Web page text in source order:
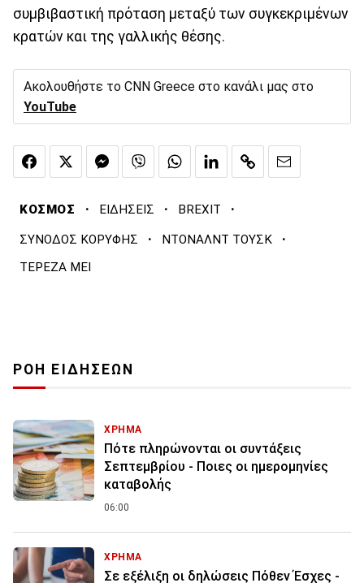
συμβιβαστική πρόταση μεταξύ των συγκεκριμένων
κρατών και της γαλλικής θέσης.
Ακολουθήστε το CNN Greece στο κανάλι μας στο
YouTube
ΚΟΣΜΟΣ · ΕΙΔΗΣΕΙΣ · BREXIT ·
ΣΥΝΟΔΟΣ ΚΟΡΥΦΗΣ · ΝΤΟΝΑΛΝΤ ΤΟΥΣΚ ·
ΤΕΡΕΖΑ ΜΕΙ
ΡΟΗ ΕΙΔΗΣΕΩΝ
ΧΡΗΜΑ
Πότε πληρώνονται οι συντάξεις
Σεπτεμβρίου - Ποιες οι ημερομηνίες
καταβολής
06:00
ΧΡΗΜΑ
Σε εξέλιξη οι δηλώσεις Πόθεν Έσχες -